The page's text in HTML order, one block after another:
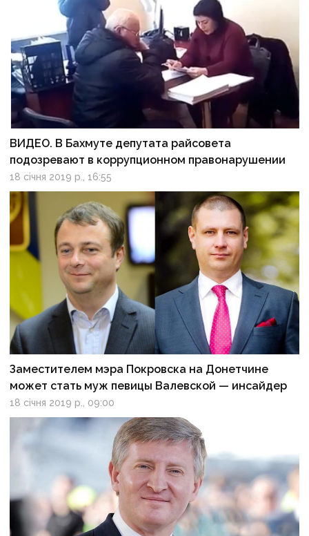
ВИДЕО. В Бахмуте депутата райсовета
подозревают в коррупционном правонарушении
18 січня 2019 р., 16:55
Заместителем мэра Покровска на Донетчине
может стать муж певицы Валевской — инсайдер
18 січня 2019 р., 09:00